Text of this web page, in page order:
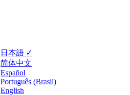
日本語 ✓
简体中文
Español
Português (Brasil)
English